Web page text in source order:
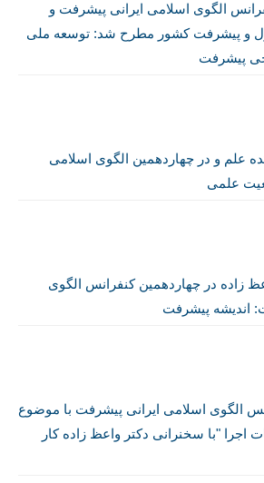
الگوی اسلامی ایرانی پیشرفت و
و پیشرفت کشور مطرح شد: توسعه ملی
پیشرفت
علم و در چهاردهمین الگوی اسلامی
علمی
زاده در چهاردهمین کنفرانس الگوی
اندیشه پیشرفت
الگوی اسلامی ایرانی پیشرفت با موضوع
اجرا "با سخنرانی دکتر واعظ زاده کار